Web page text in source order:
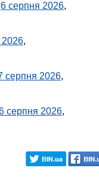
6 серпня 2026,
2026,
серпня 2026,
серпня 2026,